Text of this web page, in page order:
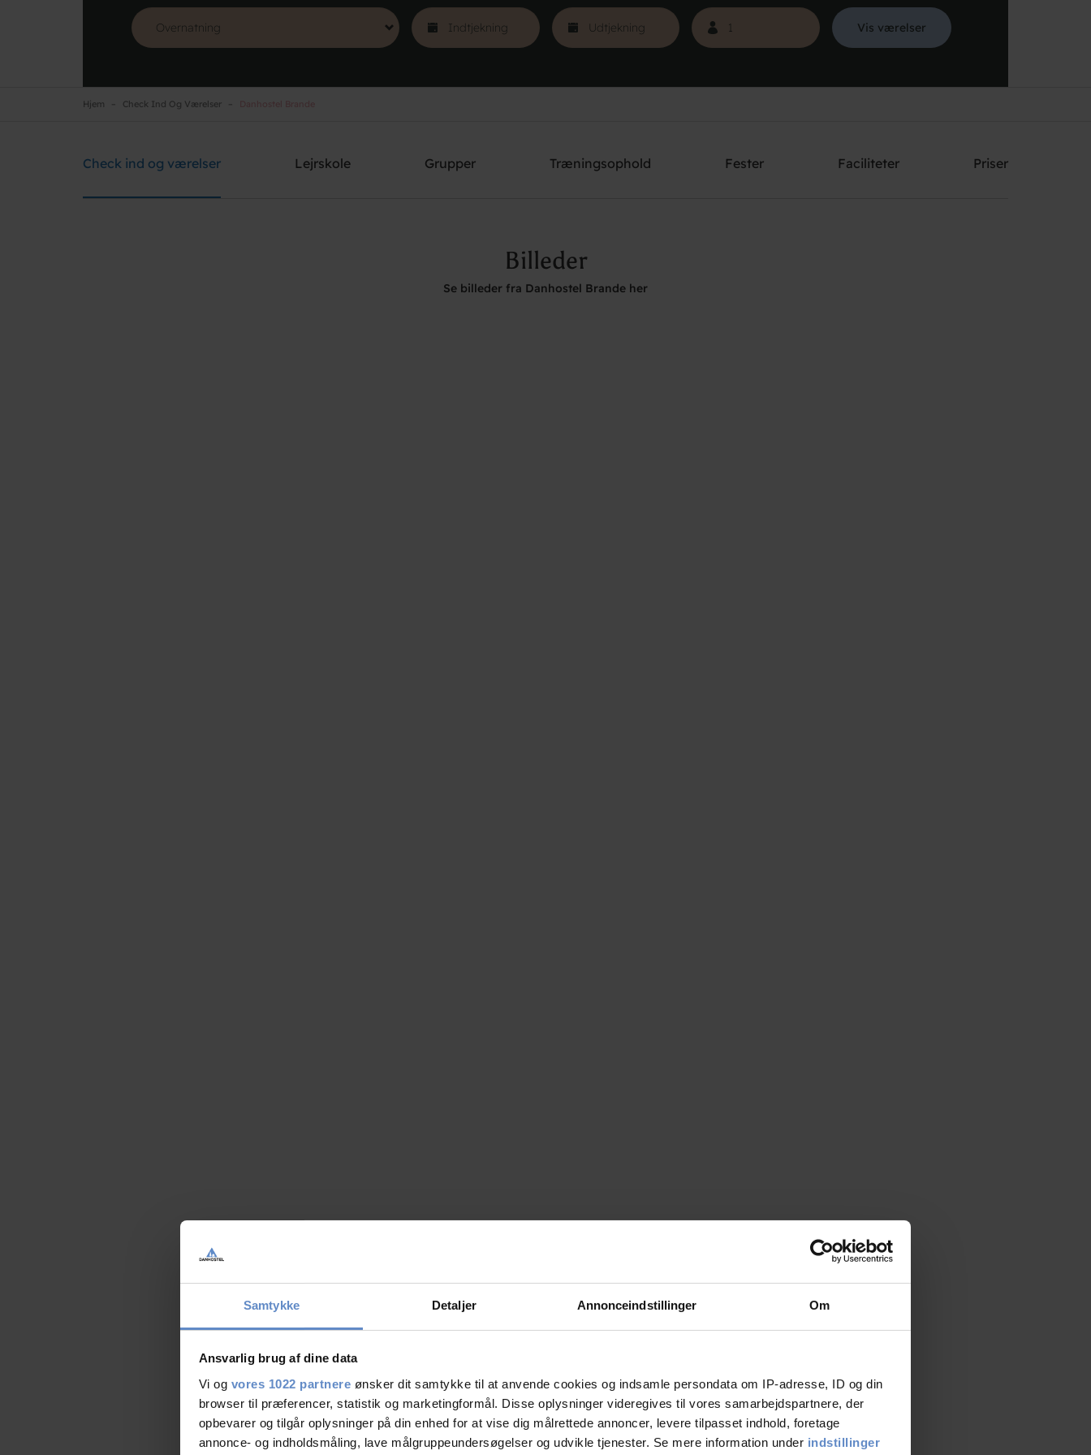
Samtykke Detaljer Annonceindstillinger Om
Ansvarlig brug af dine data
Vi og vores 1022 partnere ønsker dit samtykke til at anvende cookies og indsamle persondata om IP-adresse, ID og din
browser til præferencer, statistik og marketingformål. Disse oplysninger videregives til vores samarbejdspartnere, der
opbevarer og tilgår oplysninger på din enhed for at vise dig målrettede annoncer, levere tilpasset indhold, foretage
annonce- og indholdsmåling, lave målgruppeundersøgelser og udvikle tjenester. Se mere information under indstillinger
Vis værelser
Danhostel Brande
Hjem Check Ind Og Værelser
Check ind og værelser Lejrskole Grupper Træningsophold Fester Faciliteter Priser
Billeder
Se billeder fra Danhostel Brande her